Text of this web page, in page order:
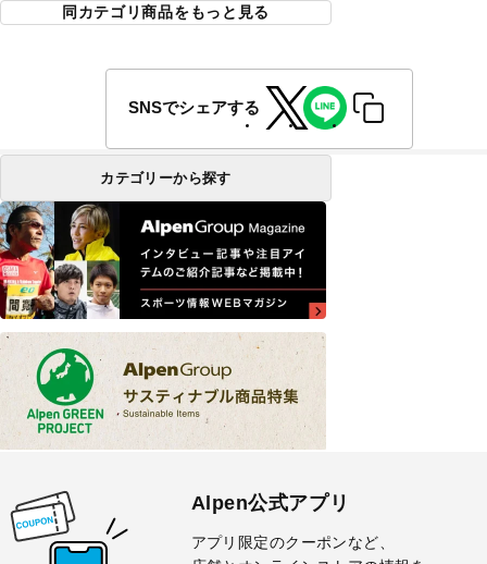
同カテゴリ商品をもっと見る
SNSでシェアする
カテゴリーから探す
Alpen公式アプリ
アプリ限定のクーポンなど、